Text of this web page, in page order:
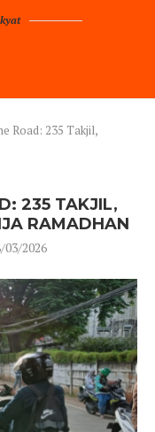
Road: 235 Takjil,
235 TAKJIL,
RAMADHAN
03/2026